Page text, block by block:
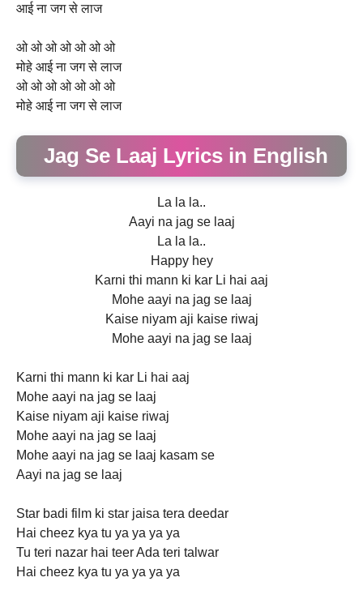
आई ना जग से लाज
ओ ओ ओ ओ ओ ओ ओ
मोहे आई ना जग से लाज
ओ ओ ओ ओ ओ ओ ओ
मोहे आई ना जग से लाज
Jag Se Laaj Lyrics in English
La la la..
Aayi na jag se laaj
La la la..
Happy hey
Karni thi mann ki kar Li hai aaj
Mohe aayi na jag se laaj
Kaise niyam aji kaise riwaj
Mohe aayi na jag se laaj
Karni thi mann ki kar Li hai aaj
Mohe aayi na jag se laaj
Kaise niyam aji kaise riwaj
Mohe aayi na jag se laaj
Mohe aayi na jag se laaj kasam se
Aayi na jag se laaj
Star badi film ki star jaisa tera deedar
Hai cheez kya tu ya ya ya ya
Tu teri nazar hai teer Ada teri talwar
Hai cheez kya tu ya ya ya ya